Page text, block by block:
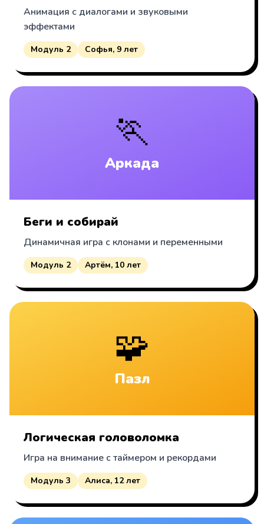
Анимация с диалогами и звуковыми
эффектами
Модуль 2 Софья, 9 лет
🏃
Аркада
Беги и собирай
Динамичная игра с клонами и переменными
Модуль 2 Артём, 10 лет
🧩
Пазл
Логическая головоломка
Игра на внимание с таймером и рекордами
Модуль 3 Алиса, 12 лет